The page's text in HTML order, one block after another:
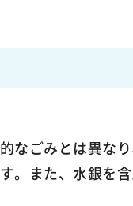
なごみとは異な
。また、水銀を